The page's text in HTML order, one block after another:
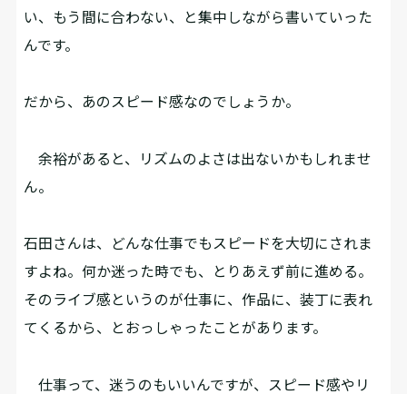
い、もう間に合わない、と集中しながら書いていった
んです。
――だから、あのスピード感なのでしょうか。
余裕があると、リズムのよさは出ないかもしれませ
ん。
――石田さんは、どんな仕事でもスピードを大切にされま
すよね。何か迷った時でも、とりあえず前に進める。
そのライブ感というのが仕事に、作品に、装丁に表れ
てくるから、とおっしゃったことがあります。
仕事って、迷うのもいいんですが、スピード感やリ